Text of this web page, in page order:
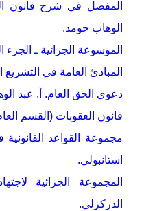
المفصل في شرح قانون
الوهاب حومد.
الموسوعة الجزائية ـ الجزء
المبادئ العامة في
دعوى الحق العام. أ. عبد
قانون العقوبات (القسم
مجموعة القواعد
استانبولي.
المجموعة الجزائية
الدركزلي.